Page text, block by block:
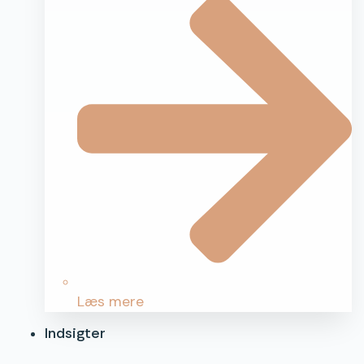
Læs mere
Indsigter